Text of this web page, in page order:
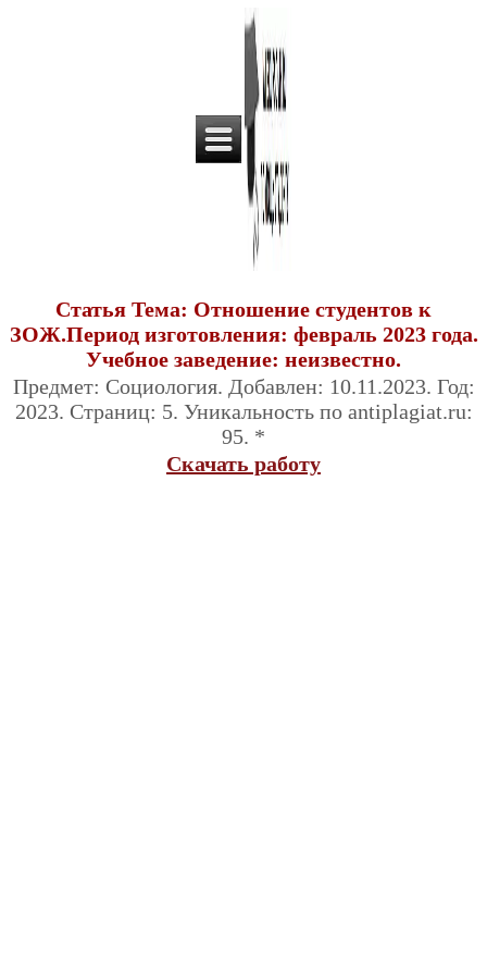
Статья Тема: Отношение студентов к
ЗОЖ.Период изготовления: февраль 2023 года.
Учебное заведение: неизвестно.
Предмет: Социология. Добавлен: 10.11.2023. Год:
2023. Страниц: 5. Уникальность по antiplagiat.ru:
95. *
Скачать работу